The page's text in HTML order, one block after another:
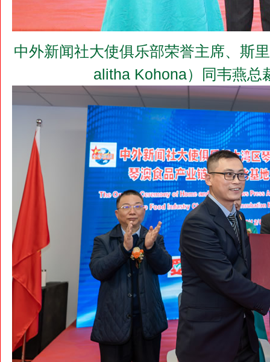
中外新闻社大使俱乐部荣誉主席、斯
alitha Kohona）同韦燕总